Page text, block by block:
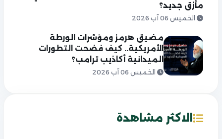
مأزق جديد؟
الخميس 06 آب 2026
مضيق هرمز ومؤشرات الورطة
الأمريكية.. كيف فضحت التطورات
الميدانية أكاذيب ترامب؟
الخميس 06 آب 2026
الاكثر مشاهدة